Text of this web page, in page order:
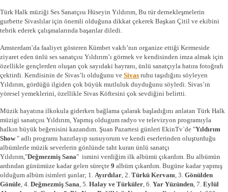
Türk Halk müziği Ses Sanatçısı Hüseyin Yıldırım, Bu tür dernekleşmelerin
gurbette Sivaslılar için önemli olduğuna dikkat çekerek Başkan Çitil ve ekibini
tebrik ederek çalışmalarında başarılar diledi.
Amsterdam’da faaliyet gösteren Kümbet vakfı’nın organize ettiği Kermeside
ziyaret eden ünlü ses sanatçısı Yıldırım’ı görmek ve kendisinden imza almak için
özellikle gençlerden oluşan çok sayıdaki hayranı, ünlü sanatçıyla hatıra fotoğrafı
çektirdi. Kendisinin de Sivas’lı olduğunu ve Sivas ruhu taşıdığını söyleyen
Yıldırım, gördüğü ilgiden çok büyük mutluluk duyduğunu söyledi. Sivas’ın
yöresel yemeklerini, özellikle Sivas Köftesini çok sevdiğini belirtti.
Müzik hayatına ilkokula giderken bağlama çalarak başladığını anlatan Türk Halk
müzigi sanatçısı Yıldırım, Yapmış oldugum radyo ve televizyon programıyla
halkın büyük beğenisini kazandım. Şuan Pazartesi günleri EkinTv`de "Yıldırım
Show" adlı programı hazırlayıp sunuyorum ve kendi eserlerinden oluşturduğu
albümlerle müzik severlerin gönlünde taht kuran ünlü sanatçı
Yıldırım,"Değmezmiş Sana" ismini verdiğim ilk albümü çıkardım. Bu albümün
ardından günümüze kadar gelen süreçte 9 albüm çıkardım. Bugüne kadar yapmış
olduğum albüm isimleri şunlar; 1. Ayırdılar, 2. Türkü Kervanı, 3. Gönülden
Gönüle, 4. Değmezmiş Sana, 5. Halay ve Türküler, 6. Yar Yüzünden, 7. Eylül